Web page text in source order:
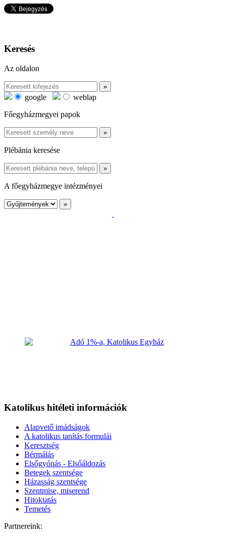
Keresés
Az oldalon
google
weblap
Főegyházmegyei papok
Plébánia keresése
A főegyházmegye intézményei
Katolikus hitéleti információk
Alapvető imádságok
A katolikus tanítás formulái
Keresztség
Bérmálás
Elsőgyónás - Elsőáldozás
Betegek szentsége
Házasság szentsége
Szentmise, miserend
Hitoktatás
Temetés
Partnereink: